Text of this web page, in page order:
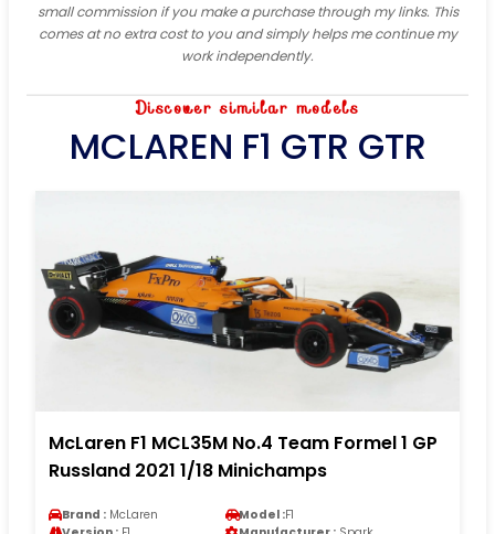
small commission if you make a purchase through my links. This
comes at no extra cost to you and simply helps me continue my
work independently.
Discover similar models
MCLAREN F1 GTR GTR
McLaren F1 MCL35M No.4 Team Formel 1 GP
Russland 2021 1/18 Minichamps
Brand : McLaren Model :F1